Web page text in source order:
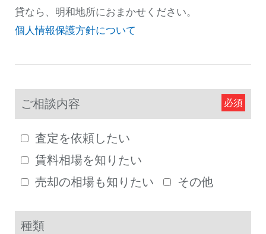
貸なら、明和地所におまかせください。
個人情報保護方針について
ご相談内容
査定を依頼したい
賃料相場を知りたい
売却の相場も知りたい
その他
種類